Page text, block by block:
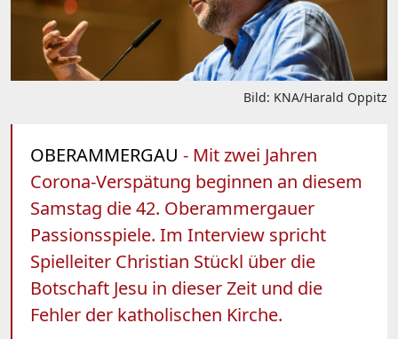
Bild: KNA/Harald Oppitz
OBERAMMERGAU - Mit zwei Jahren
Corona-Verspätung beginnen an diesem
Samstag die 42. Oberammergauer
Passionsspiele. Im Interview spricht
Spielleiter Christian Stückl über die
Botschaft Jesu in dieser Zeit und die
Fehler der katholischen Kirche.